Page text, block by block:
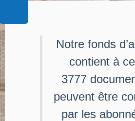
Notre fonds
contient à
3777
peuvent être
par les